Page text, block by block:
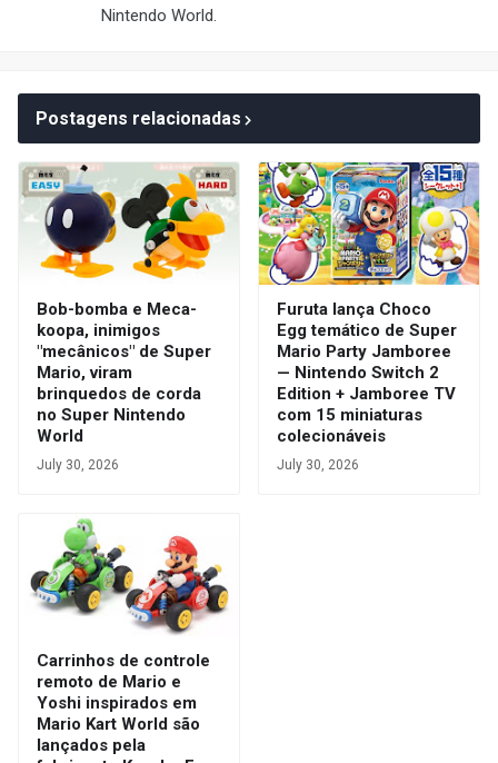
Nintendo World.
Postagens relacionadas
Bob-bomba e Meca-
koopa, inimigos
"mecânicos" de Super
Mario, viram
brinquedos de corda
no Super Nintendo
World
July 30, 2026
Furuta lança Choco
Egg temático de Super
Mario Party Jamboree
— Nintendo Switch 2
Edition + Jamboree TV
com 15 miniaturas
colecionáveis
July 30, 2026
Carrinhos de controle
remoto de Mario e
Yoshi inspirados em
Mario Kart World são
lançados pela